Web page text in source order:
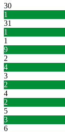
30
1
31
1
1
9
2
4
3
2
4
2
5
3
6